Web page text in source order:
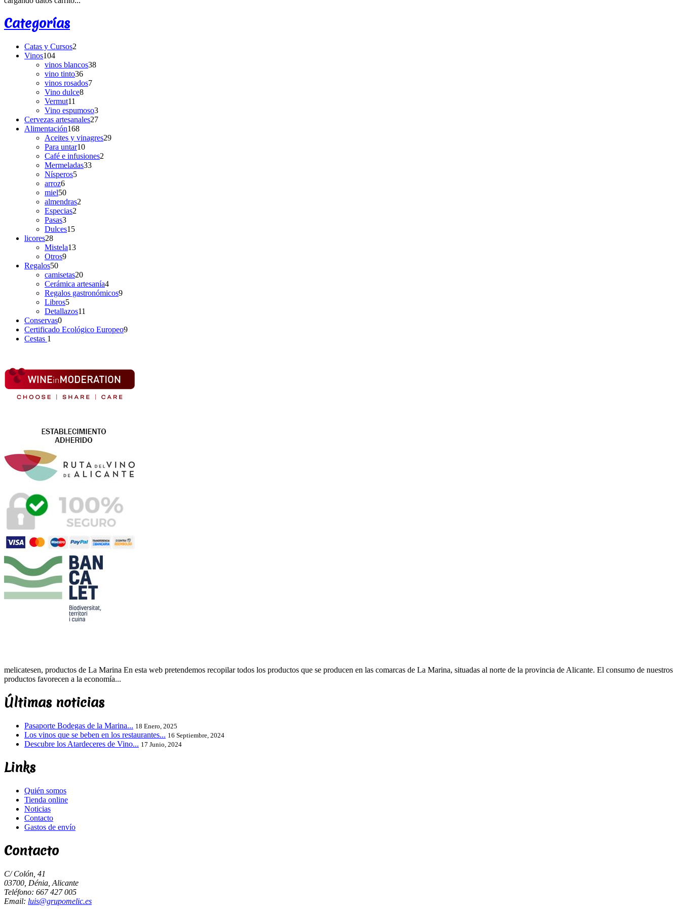
Categorías
Catas y Cursos2
Vinos104
vinos blancos38
vino tinto36
vinos rosados7
Vino dulce8
Vermut11
Vino espumoso3
Cervezas artesanales27
Alimentación168
Aceites y vinagres29
Para untar10
Café e infusiones2
Mermeladas33
Nísperos5
arroz6
miel50
almendras2
Especias2
Pasas3
Dulces15
licores28
Mistela13
Otros9
Regalos50
camisetas20
Cerámica artesanía4
Regalos gastronómicos9
Libros5
Detallazos11
Conservas0
Certificado Ecológico Europeo9
Cestas 1
melicatesen, productos de La Marina En esta web pretendemos recopilar todos los productos que se producen en las comarcas de La Marina, situadas al norte de la provincia de Alicante. El consumo de nuestros
productos favorecen a la economía...
Últimas noticias
Pasaporte Bodegas de la Marina... 18 Enero, 2025
Los vinos que se beben en los restaurantes... 16 Septiembre, 2024
Descubre los Atardeceres de Vino... 17 Junio, 2024
Links
Quién somos
Tienda online
Noticias
Contacto
Gastos de envío
Contacto
C/ Colón, 41
03700, Dénia, Alicante
Teléfono: 667 427 005
Email: luis@grupomelic.es